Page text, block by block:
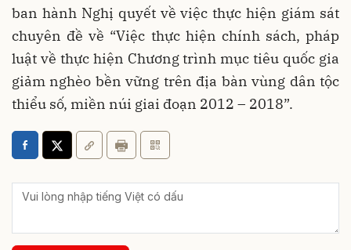
ban hành Nghị quyết về việc thực hiện giám sát
chuyên đề về “Việc thực hiện chính sách, pháp
luật về thực hiện Chương trình mục tiêu quốc gia
giảm nghèo bền vững trên địa bàn vùng dân tộc
thiểu số, miền núi giai đoạn 2012 – 2018”.